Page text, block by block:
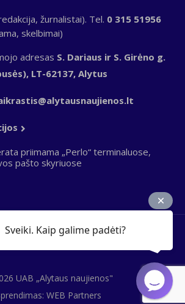
žurnalistai). Tel. 0 315 51956
skelbimai)
adresas S. Dariaus ir S. Girėno g.
LT-62137, Alytus
priimama „Perlo“ terminaluose,
pašto skyriuose
UAB „Alytaus naujienos"
WEB Partners
Sveiki. Kaip galime padėti?